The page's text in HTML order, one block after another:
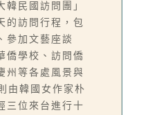
韓民國訪問團」
的訪問行程，包
參加文藝座談
僑學校、訪問僑
州等各處風景與
由韓國女作家朴
三位來台進行十